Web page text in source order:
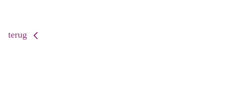
terug